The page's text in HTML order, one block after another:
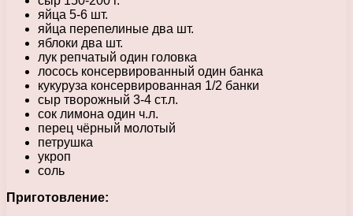
яйца 5-6 шт.
яйца перепелиные два шт.
яблоки два шт.
лук репчатый один головка
лосось консервированный один банка
кукуруза консервированная 1/2 банки
сыр творожный 3-4 ст.л.
сок лимона один ч.л.
перец чёрный молотый
петрушка
укроп
соль
Приготовление: